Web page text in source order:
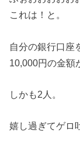
これは！と。
自分の銀行口座
10,000円の金額
しかも2人。
嬉し過ぎてゲロ